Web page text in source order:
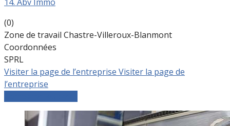
(0)
Zone de travail Chastre-Villeroux-Blanmont
Coordonnées
SPRL
Visiter la page de l’entreprise Visiter la page de
l’entreprise